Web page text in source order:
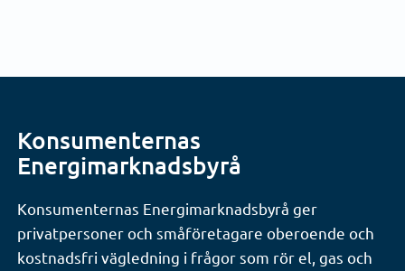
Konsumenternas
Energimarknadsbyrå
Konsumenternas Energimarknadsbyrå ger
privatpersoner och småföretagare oberoende och
kostnadsfri vägledning i frågor som rör el, gas och